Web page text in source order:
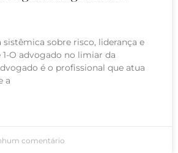
sobre risco, liderança e
O advogado no limiar da
é o profissional que atua
a
comentário